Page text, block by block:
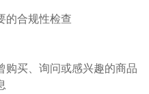
的合规性检查
购买、询问或感兴趣的商品